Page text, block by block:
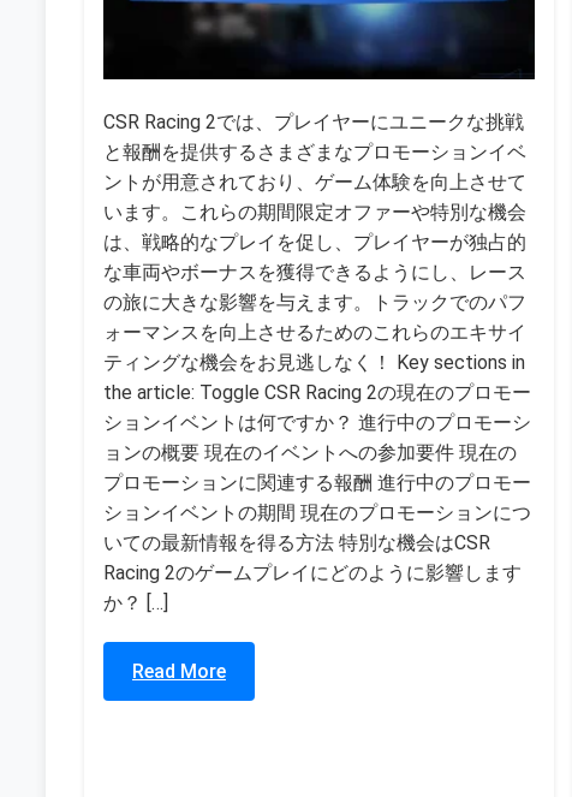
CSR Racing 2では、プレイヤーにユニークな挑戦
と報酬を提供するさまざまなプロモーションイベ
ントが用意されており、ゲーム体験を向上させて
います。これらの期間限定オファーや特別な機会
は、戦略的なプレイを促し、プレイヤーが独占的
な車両やボーナスを獲得できるようにし、レース
の旅に大きな影響を与えます。トラックでのパフ
ォーマンスを向上させるためのこれらのエキサイ
ティングな機会をお見逃しなく！ Key sections in
the article: Toggle CSR Racing 2の現在のプロモー
ションイベントは何ですか？ 進行中のプロモーシ
ョンの概要 現在のイベントへの参加要件 現在の
プロモーションに関連する報酬 進行中のプロモー
ションイベントの期間 現在のプロモーションにつ
いての最新情報を得る方法 特別な機会はCSR
Racing 2のゲームプレイにどのように影響します
か？ […]
Read More